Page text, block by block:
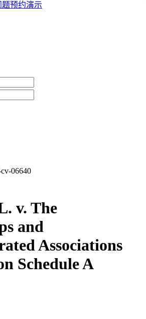
题预约演示
06640
v. The
and
Associations
Schedule A